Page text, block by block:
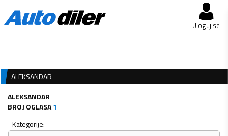
Uloguj se
ALEKSANDAR
ALEKSANDAR
BROJ OGLASA1
Kategorije: